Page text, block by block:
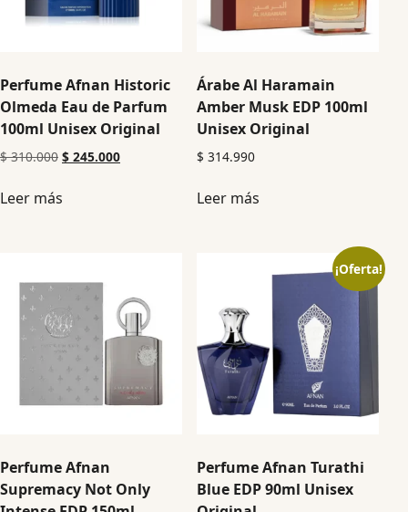
Perfume Afnan Historic
Olmeda Eau de Parfum
100ml Unisex Original
$310.000 $ 245.000
Leer más
Árabe Al Haramain
Amber Musk EDP 100ml
Unisex Original
$ 314.990
Leer más
Perfume Afnan
Supremacy Not Only
¡Oferta!
Perfume Afnan Turathi
Blue EDP 90ml Unisex